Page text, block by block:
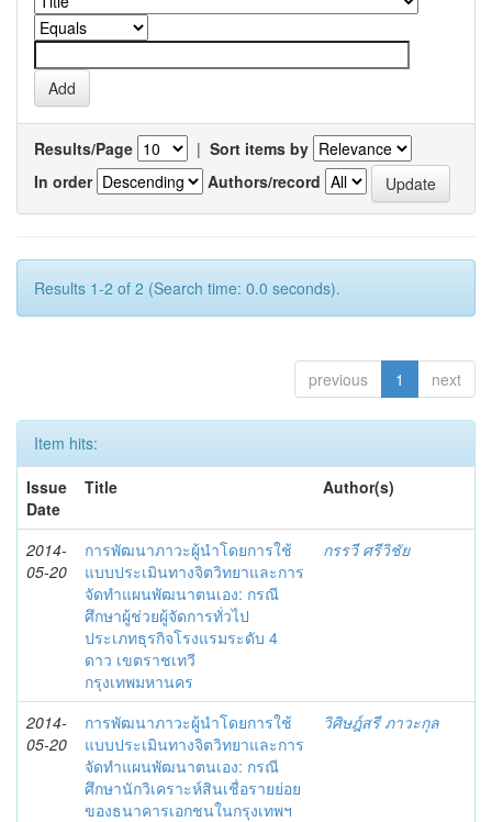
Results/Page | Sort items by
In order
Authors/record
Results 1-2 of 2 (Search time: 0.0 seconds).
previous 1 next
Item hits:
Issue
Date
Title Author(s)
2014-
05-20
การพัฒนาภาวะผู้นำโดยการใช้
แบบประเมินทางจิตวิทยาและการ
จัดทำแผนพัฒนาตนเอง: กรณี
ศึกษาผู้ช่วยผู้จัดการทั่วไป
ประเภทธุรกิจโรงแรมระดับ 4
ดาว เขตราชเทวี
กรุงเทพมหานคร
กรรวี ศรีวิชัย
2014-
05-20
การพัฒนาภาวะผู้นำโดยการใช้
แบบประเมินทางจิตวิทยาและการ
จัดทำแผนพัฒนาตนเอง: กรณี
ศึกษานักวิเคราะห์สินเชื่อรายย่อย
ของธนาคารเอกชนในกรุงเทพฯ
วิศิษฎ์สรี ภาวะกุล